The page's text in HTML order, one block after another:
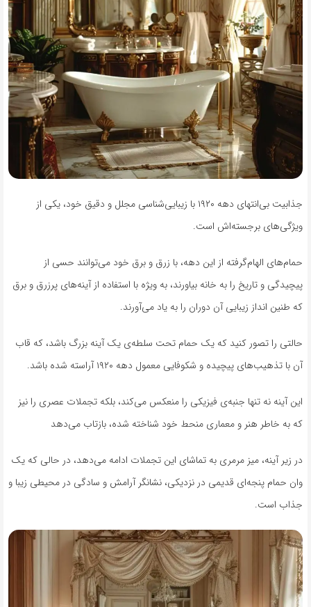
جذابیت بی‌انتهای دهه ۱۹۲۰ با زیبایی‌شناسی مجلل و دقیق خود، یکی از
ویژگی‌های برجسته‌اش است.
حمام‌های الهام‌گرفته از این دهه، با زرق و برق خود می‌توانند حسی از
پیچیدگی و تاریخ را به خانه بیاورند، به ویژه با استفاده از آینه‌های پرزرق و برق
که طنین انداز زیبایی آن دوران را به یاد می‌آورند.
حالتی را تصور کنید که یک حمام تحت سلطه‌ی یک آینه بزرگ باشد، که قاب
آن با تذهیب‌های پیچیده و شکوفایی معمول دهه ۱۹۲۰ آراسته شده باشد.
این آینه نه تنها جنبه‌ی فیزیکی را منعکس می‌کند، بلکه تجملات عصری را نیز
که به خاطر هنر و معماری منحط خود شناخته شده، بازتاب می‌دهد
در زیر آینه، میز مرمری به تماشای این تجملات ادامه می‌دهد، در حالی که یک
وان حمام پنجه‌ای قدیمی در نزدیکی، نشانگر آرامش و سادگی در محیطی زیبا و
جذاب است.